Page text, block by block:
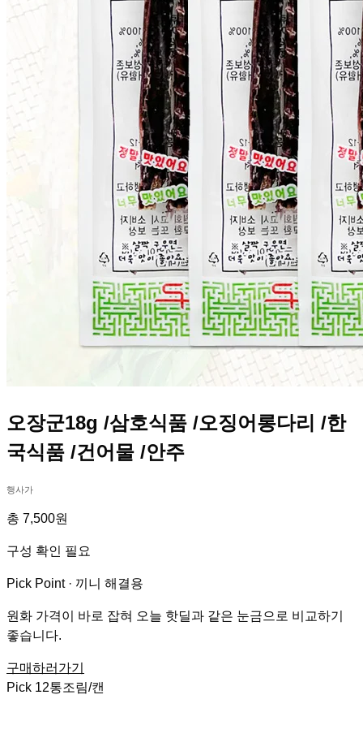
오장군18g /삼호식품 /오징어롱다리 /한
국식품 /건어물 /안주
행사가
총 7,500원
구성 확인 필요
Pick Point · 끼니 해결용
원화 가격이 바로 잡혀 오늘 핫딜과 같은 눈금으로 비교하기
좋습니다.
구매하러가기
Pick 12통조림/캔